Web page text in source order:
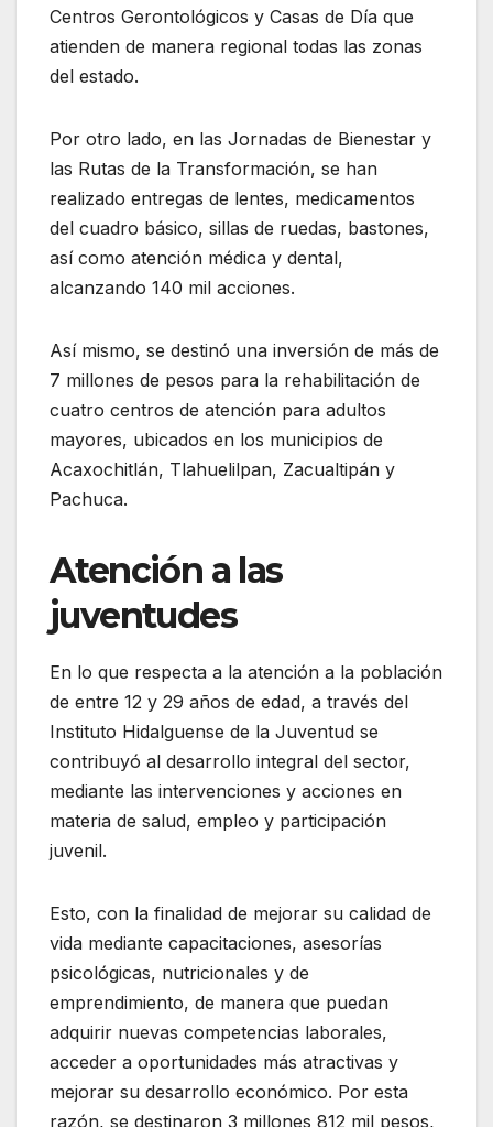
Centros Gerontológicos y Casas de Día que
atienden de manera regional todas las zonas
del estado.
Por otro lado, en las Jornadas de Bienestar y
las Rutas de la Transformación, se han
realizado entregas de lentes, medicamentos
del cuadro básico, sillas de ruedas, bastones,
así como atención médica y dental,
alcanzando 140 mil acciones.
Así mismo, se destinó una inversión de más de
7 millones de pesos para la rehabilitación de
cuatro centros de atención para adultos
mayores, ubicados en los municipios de
Acaxochitlán, Tlahuelilpan, Zacualtipán y
Pachuca.
Atención a las
juventudes
En lo que respecta a la atención a la población
de entre 12 y 29 años de edad, a través del
Instituto Hidalguense de la Juventud se
contribuyó al desarrollo integral del sector,
mediante las intervenciones y acciones en
materia de salud, empleo y participación
juvenil.
Esto, con la finalidad de mejorar su calidad de
vida mediante capacitaciones, asesorías
psicológicas, nutricionales y de
emprendimiento, de manera que puedan
adquirir nuevas competencias laborales,
acceder a oportunidades más atractivas y
mejorar su desarrollo económico. Por esta
razón, se destinaron 3 millones 812 mil pesos,